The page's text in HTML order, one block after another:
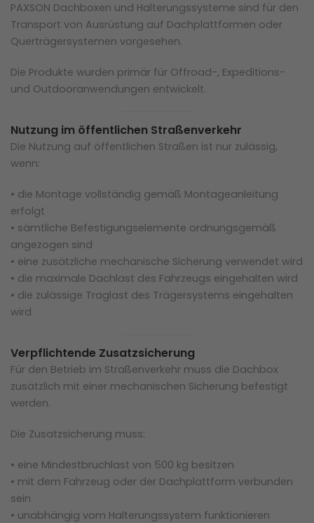
PAXSON Dachboxen und Halterungssysteme sind für den
Transport von Ausrüstung auf Dachplattformen oder
Querträgersystemen vorgesehen.
Die Produkte wurden primär für Offroad-, Expeditions-
und Outdooranwendungen entwickelt.
Nutzung im öffentlichen Straßenverkehr
Die Nutzung auf öffentlichen Straßen ist nur zulässig,
wenn:
• die Montage vollständig gemäß Montageanleitung
erfolgt
• sämtliche Befestigungselemente ordnungsgemäß
angezogen sind
• eine zusätzliche mechanische Sicherung verwendet wird
• die maximale Dachlast des Fahrzeugs eingehalten wird
• die zulässige Traglast des Trägersystems eingehalten
wird
Verpflichtende Zusatzsicherung
Für den Betrieb im Straßenverkehr muss die Dachbox
zusätzlich mit einer mechanischen Sicherung befestigt
werden.
Die Zusatzsicherung muss:
• eine Mindestbruchlast von 500 kg besitzen
• mit dem Fahrzeug oder der Dachplattform verbunden
sein
• unabhängig vom Halterungssystem funktionieren